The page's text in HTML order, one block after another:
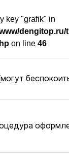
key "grafik" in
on line 46